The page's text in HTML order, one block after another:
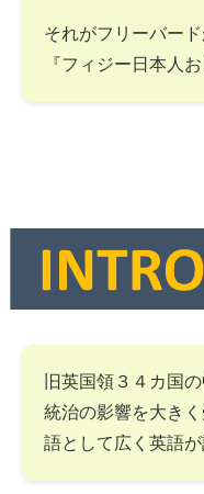
それがフリーバー
『フィジー日本人
旧英国領３４カ国
統治の影響を大き
語として広く英語が